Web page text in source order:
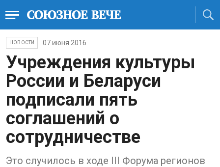
НОВОСТИ 07 июня 2016
Учреждения культуры
России и Беларуси
подписали пять
соглашений о
сотрудничестве
Это случилось в ходе III Форума регионов